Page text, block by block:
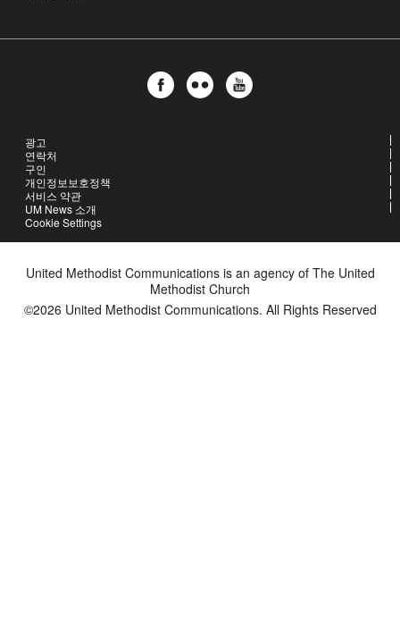
광고
연락처
구인
개인정보보호정책
서비스 약관
UM News 소개
Cookie Settings
United Methodist Communications is an agency of The United
Methodist Church
©2026 United Methodist Communications. All Rights Reserved